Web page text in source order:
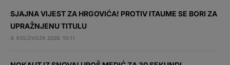
SJAJNA VIJEST ZA HRGOVIĆA! PROTIV ITAUME SE BORI ZA
UPRAŽNJENU TITULU
4. KOLOVOZA 2026. 10:11